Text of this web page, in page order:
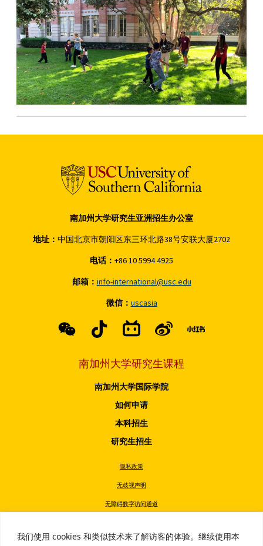
我们使用 cookies 和类似技术来了解访客的体验。继续使用本
南加州大学研究生亚洲招生办公室
地址： 中国北京市朝阳区东三环北路38号安联大厦2702
电话： +86 10 5994 4925
邮箱： info-international@usc.edu
微信： uscasia
南加州大学研究生课程
南加州大学国际学院
如何申请
本科招生
研究生招生
隐私政策
无歧视声明
无障碍数字访问通道